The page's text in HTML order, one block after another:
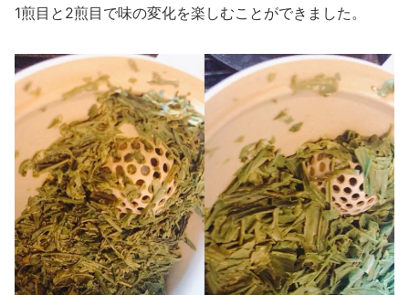
1煎目と2煎目で味の変化を楽しむことができました。